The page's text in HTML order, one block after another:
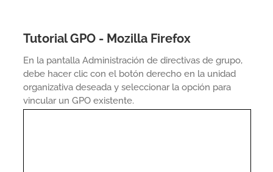
Tutorial GPO - Mozilla Firefox
En la pantalla Administración de directivas de grupo,
debe hacer clic con el botón derecho en la unidad
organizativa deseada y seleccionar la opción para
vincular un GPO existente.